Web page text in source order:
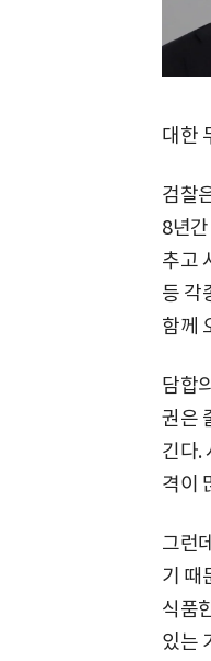
대한
검찰
8년
추고
등 각
함께
담합
권은
긴다.
격이
그런
기 때
식품
있는